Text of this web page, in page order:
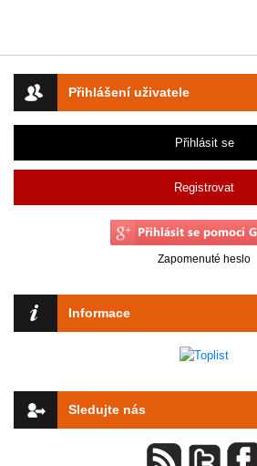
Přihlášení uživatele
Přihlásit se
Registrovat
Zapomenuté heslo
Informace
Sledujte nás